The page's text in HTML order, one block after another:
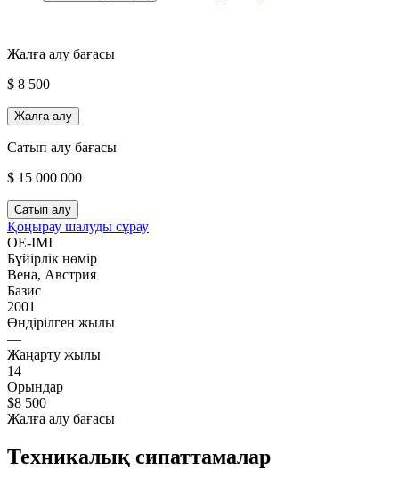
Жалға алу бағасы
$ 8 500
Жалға алу
Сатып алу бағасы
$ 15 000 000
Сатып алу
Қоңырау шалуды сұрау
OE-IMI
Бүйірлік нөмір
Вена, Австрия
Базис
2001
Өндірілген жылы
—
Жаңарту жылы
14
Орындар
$8 500
Жалға алу бағасы
Техникалық сипаттамалар